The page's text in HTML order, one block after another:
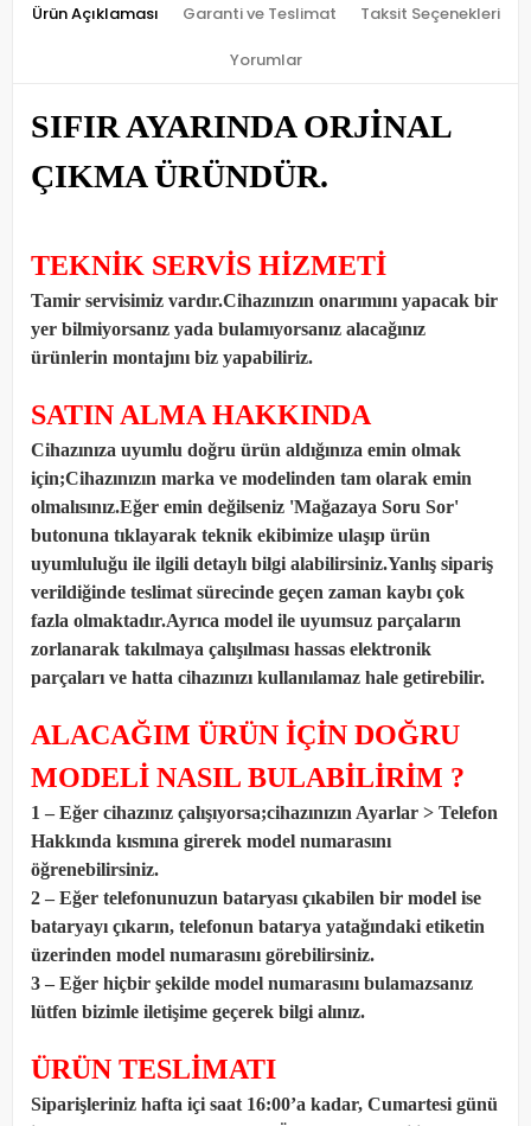
Ürün Açıklaması Garanti ve Teslimat Taksit Seçenekleri
Yorumlar
SIFIR AYARINDA ORJİNAL
ÇIKMA ÜRÜNDÜR.
TEKNİK SERVİS HİZMETİ
Tamir servisimiz vardır.Cihazınızın onarımını yapacak bir
yer bilmiyorsanız yada bulamıyorsanız alacağınız
ürünlerin montajını biz yapabiliriz.
SATIN ALMA HAKKINDA
Cihazınıza uyumlu doğru ürün aldığınıza emin olmak
için;Cihazınızın marka ve modelinden tam olarak emin
olmalısınız.Eğer emin değilseniz 'Mağazaya Soru Sor'
butonuna tıklayarak teknik ekibimize ulaşıp ürün
uyumluluğu ile ilgili detaylı bilgi alabilirsiniz.Yanlış sipariş
verildiğinde teslimat sürecinde geçen zaman kaybı çok
fazla olmaktadır.Ayrıca model ile uyumsuz parçaların
zorlanarak takılmaya çalışılması hassas elektronik
parçaları ve hatta cihazınızı kullanılamaz hale getirebilir.
ALACAĞIM ÜRÜN İÇİN DOĞRU
MODELİ NASIL BULABİLİRİM ?
1 – Eğer cihazınız çalışıyorsa;cihazınızın Ayarlar > Telefon
Hakkında kısmına girerek model numarasını
öğrenebilirsiniz.
2 – Eğer telefonunuzun bataryası çıkabilen bir model ise
bataryayı çıkarın, telefonun batarya yatağındaki etiketin
üzerinden model numarasını görebilirsiniz.
3 – Eğer hiçbir şekilde model numarasını bulamazsanız
lütfen bizimle iletişime geçerek bilgi alınız.
ÜRÜN TESLİMATI
Siparişleriniz hafta içi saat 16:00’a kadar, Cumartesi günü